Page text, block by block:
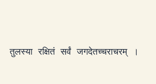
तुलस्या रक्षितं सर्वं जगदेतच्चराचरम् ।